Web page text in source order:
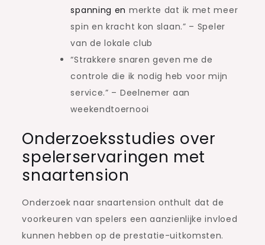
spanning en merkte dat ik met meer
spin en kracht kon slaan.” – Speler
van de lokale club
“Strakkere snaren geven me de
controle die ik nodig heb voor mijn
service.” – Deelnemer aan
weekendtoernooi
Onderzoeksstudies over
spelerservaringen met
snaartension
Onderzoek naar snaartension onthult dat de
voorkeuren van spelers een aanzienlijke invloed
kunnen hebben op de prestatie-uitkomsten.